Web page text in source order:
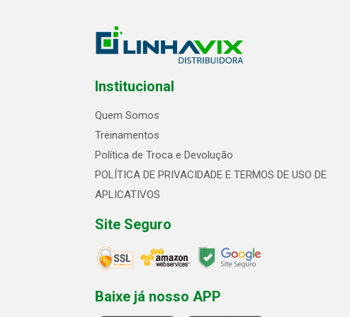
Institucional
Quem Somos
Treinamentos
Política de Troca e Devolução
POLÍTICA DE PRIVACIDADE E TERMOS DE USO DE
APLICATIVOS
Site Seguro
Baixe já nosso APP